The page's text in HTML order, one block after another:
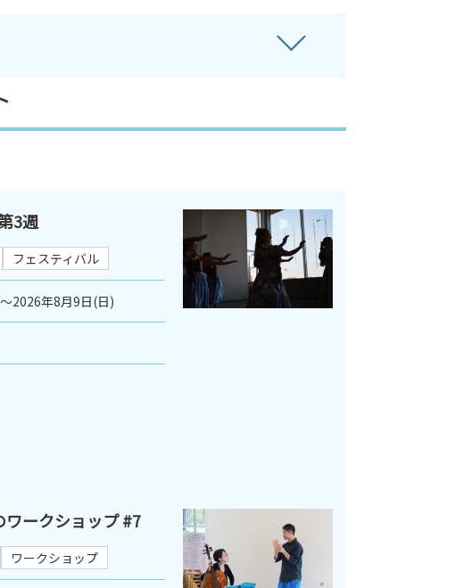
3週
フェスティバル
2026年8月9日(日)
ークショップ #7
ワークショップ